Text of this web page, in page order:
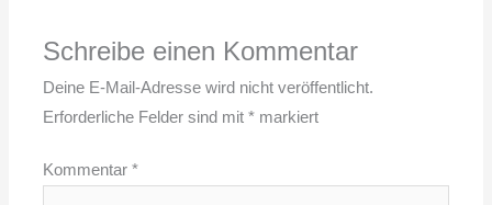
Schreibe einen Kommentar
Deine E-Mail-Adresse wird nicht veröffentlicht.
Erforderliche Felder sind mit* markiert
Kommentar*